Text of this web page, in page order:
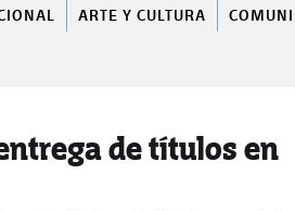
ARTE Y CULTURA
de títulos en
BUSCAR